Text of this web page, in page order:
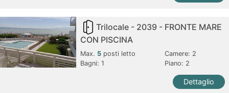
Trilocale - 2039 - FRONTE MARE
CON PISCINA
Max. 5 posti letto Camere: 2
Bagni:1 Piano: 2
Dettaglio